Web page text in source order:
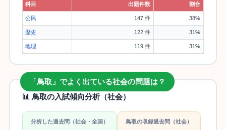
科目 出題件数 割合
公民 147 件 38%
歴史 122 件 31%
地理 119 件 31%
「鳥取」でよく出ている社会の問題は？
📊 鳥取の入試傾向分析（社会）
分析した過去問（社会・全国） 鳥取の収録過去問（社会）